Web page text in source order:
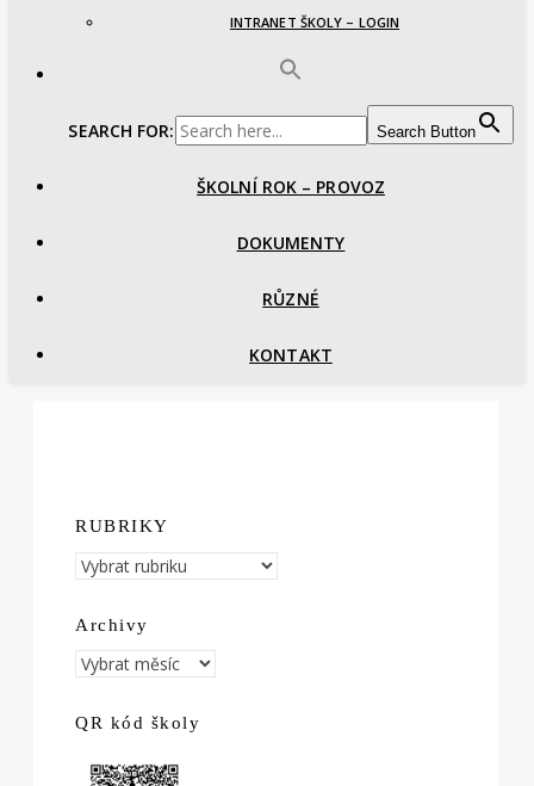
INTRANET ŠKOLY – LOGIN
SEARCH FOR: Search Button
ŠKOLNÍ ROK – PROVOZ
DOKUMENTY
RŮZNÉ
KONTAKT
RUBRIKY
RUBRIKY
Archivy
Archivy
QR kód školy